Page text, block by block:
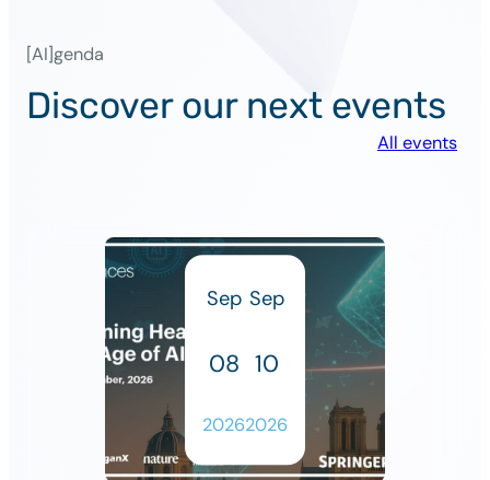
[AI]genda
Discover our next events
All events
Sep
08
2026
Sep
10
2026